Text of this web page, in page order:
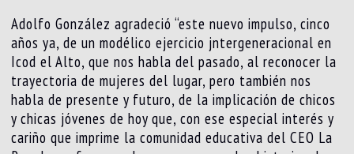
Adolfo González agradeció “este nuevo impulso, cinco
años ya, de un modélico ejercicio jntergeneracional en
Icod el Alto, que nos habla del pasado, al reconocer la
trayectoria de mujeres del lugar, pero también nos
habla de presente y futuro, de la implicación de chicos
y chicas jóvenes de hoy que, con ese especial interés y
cariño que imprime la comunidad educativa del CEO La